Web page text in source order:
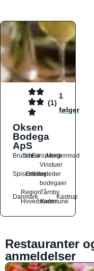
(1)
1
følger
Oksen
Bodega
ApS
Brunch
DanskEuropæiskMorgenmad
Spisesteder
Drikkesteder
Vinstuer
og
bodegaer
Danmark
Region
Hovedstaden
Tårnby
Kommune
Kastrup
Restauranter
anmeldelser